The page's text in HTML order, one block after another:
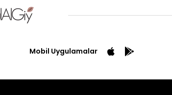
Mobil Uygulamalar